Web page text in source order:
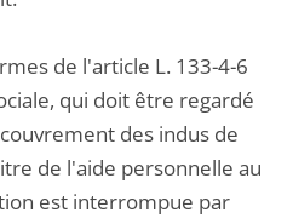
de l'article L. 133-4-6
qui doit être regardé
des indus de
de l'aide personnelle au
est interrompue par